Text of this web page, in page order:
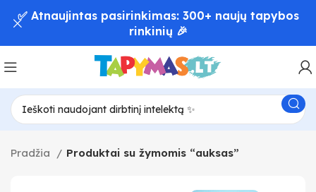
Pradžia Produktai su žymomis “auksas”
✅ Atnaujintas pasirinkimas: 300+ naujų tapybos
rinkinių 🎉